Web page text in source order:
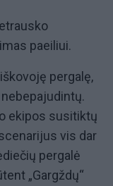
paeiliui.
pergalę,
ekipos susitiktų
vis dar
pergalė
„Gargždų“